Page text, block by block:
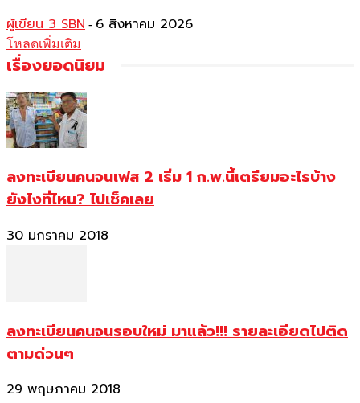
ผู้เขียน 3 SBN - 6 สิงหาคม 2026
โหลดเพิ่มเติม
เรื่องยอดนิยม
ลงทะเบียนคนจนเฟส 2 เริ่ม 1 ก.พ.นี้เตรียมอะไรบ้าง
ยังไงที่ไหน? ไปเช็คเลย
30 มกราคม 2018
ลงทะเบียนคนจนรอบใหม่ มาแล้ว!!! รายละเอียดไปติด
ตามด่วนๆ
29 พฤษภาคม 2018